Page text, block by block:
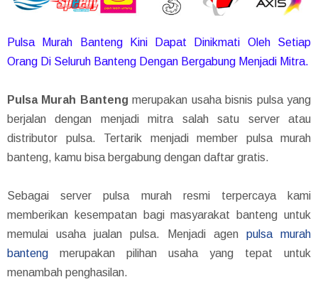
Pulsa Murah Banteng Kini Dapat Dinikmati Oleh Setiap
Orang Di Seluruh Banteng Dengan Bergabung Menjadi Mitra.
Pulsa Murah Banteng merupakan usaha bisnis pulsa yang
berjalan dengan menjadi mitra salah satu server atau
distributor pulsa. Tertarik menjadi member pulsa murah
banteng, kamu bisa bergabung dengan daftar gratis.
Sebagai server pulsa murah resmi terpercaya kami
memberikan kesempatan bagi masyarakat banteng untuk
memulai usaha jualan pulsa. Menjadi agen pulsa murah
banteng merupakan pilihan usaha yang tepat untuk
menambah penghasilan.